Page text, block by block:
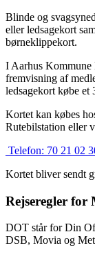
Blinde og
eller ledsagekort
børneklippekort.
I Aarhus Kommune
fremvisning af
ledsagekort købe et
Kortet kan købes
Rutebilstation eller
Telefon: 70 21 02
Kortet bliver sendt
Rejseregler for
DOT står for Din
DSB, Movia og